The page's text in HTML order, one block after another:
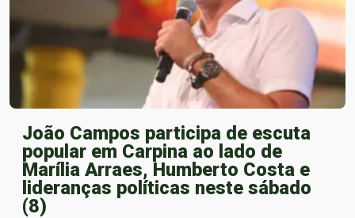
João Campos participa de escuta
popular em Carpina ao lado de
Marília Arraes, Humberto Costa e
lideranças políticas neste sábado
(8)